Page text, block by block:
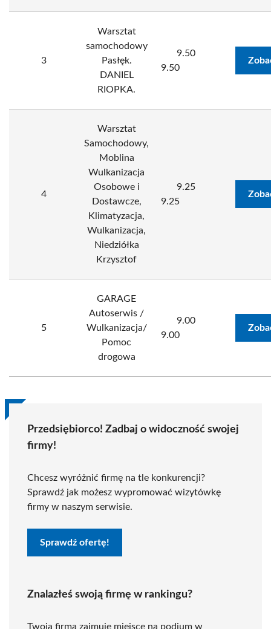
3
Warsztat
samochodowy
Pasłęk.
DANIEL
RIOPKA.
9.50
9.50
4
Warsztat
Samochodowy,
Moblina
Wulkanizacja
Osobowe i
Dostawcze,
Klimatyzacja,
Wulkanizacja,
Niedziółka
Krzysztof
9.25
9.25
5
GARAGE
Autoserwis /
Wulkanizacja/
Pomoc
drogowa
9.00
9.00
Przedsiębiorco! Zadbaj o widoczność swojej
firmy!
Chcesz wyróżnić firmę na tle konkurencji?
Sprawdź jak możesz wypromować wizytówkę
firmy w naszym serwisie.
Sprawdź ofertę!
Znalazłeś swoją firmę w rankingu?
Twoja firma zajmuje miejsce na podium w